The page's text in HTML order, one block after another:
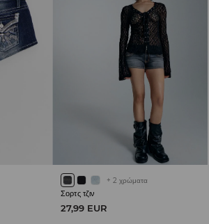
+ 2 χρώματα
Σορτς τζιν
27,99 EUR